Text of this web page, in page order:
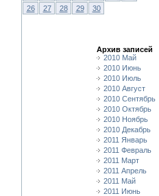
26
27 28 29 30
Архив записей
2010 Май
2010 Июнь
2010 Июль
2010 Август
2010 Сентябрь
2010 Октябрь
2010 Ноябрь
2010 Декабрь
2011 Январь
2011 Февраль
2011 Март
2011 Апрель
2011 Май
2011 Июнь